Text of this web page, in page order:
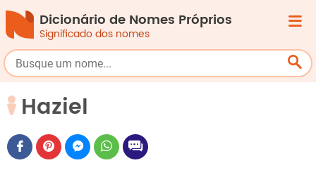
Dicionário de Nomes Próprios
Significado dos nomes
Haziel